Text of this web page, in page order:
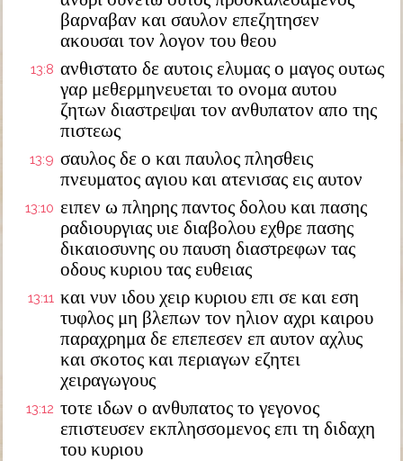
βαρναβαν και σαυλον επεζητησεν
ακουσαι τον λογον του θεου
13:8 ανθιστατο δε αυτοις ελυμας ο μαγος ουτως
γαρ μεθερμηνευεται το ονομα αυτου
ζητων διαστρεψαι τον ανθυπατον απο της
πιστεως
13:9 σαυλος δε ο και παυλος πλησθεις
πνευματος αγιου και ατενισας εις αυτον
13:10 ειπεν ω πληρης παντος δολου και πασης
ραδιουργιας υιε διαβολου εχθρε πασης
δικαιοσυνης ου παυση διαστρεφων τας
οδους κυριου τας ευθειας
13:11 και νυν ιδου χειρ κυριου επι σε και εση
τυφλος μη βλεπων τον ηλιον αχρι καιρου
παραχρημα δε επεπεσεν επ αυτον αχλυς
και σκοτος και περιαγων εζητει
χειραγωγους
13:12 τοτε ιδων ο ανθυπατος το γεγονος
επιστευσεν εκπλησσομενος επι τη διδαχη
του κυριου